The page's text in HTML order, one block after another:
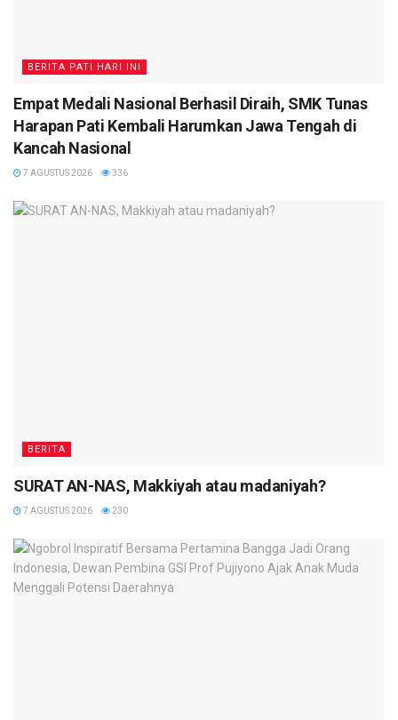
BERITA PATI HARI INI
Empat Medali Nasional Berhasil Diraih, SMK Tunas
Harapan Pati Kembali Harumkan Jawa Tengah di
Kancah Nasional
7 AGUSTUS 2026 336
BERITA
SURAT AN-NAS, Makkiyah atau madaniyah?
7 AGUSTUS 2026 230